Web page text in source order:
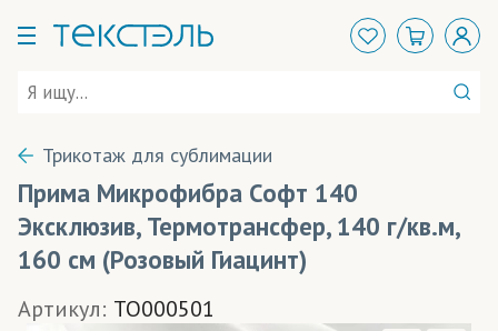
Трикотаж для сублимации
Прима Микрофибра Софт 140
Эксклюзив, Термотрансфер, 140 г/кв.м,
160 см (Розовый Гиацинт)
Артикул: TO000501